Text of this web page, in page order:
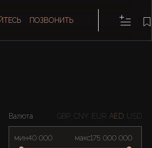
ПОЗВОНИТЬ
Валюта GBP CNY EUR AED USD
мин макс